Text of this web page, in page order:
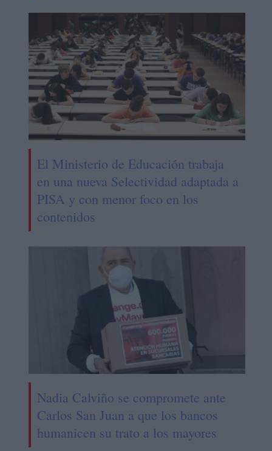
El Ministerio de Educación trabaja
en una nueva Selectividad adaptada a
PISA y con menor foco en los
contenidos
Nadia Calviño se compromete ante
Carlos San Juan a que los bancos
humanicen su trato a los mayores